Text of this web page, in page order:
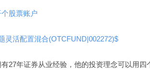
股票账户
灵活配置混合(OTCFUND|002272)$
27年证券从业经验，他的投资理念可以用